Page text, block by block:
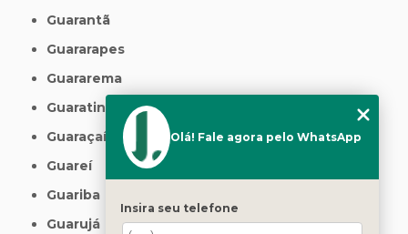
Guarantã
Guararapes
Guararema
Guaratinguetá
Guaraçaí
Guareí
Guariba
Guarujá
Olá! Fale agora pelo WhatsApp
Insira seu telefone